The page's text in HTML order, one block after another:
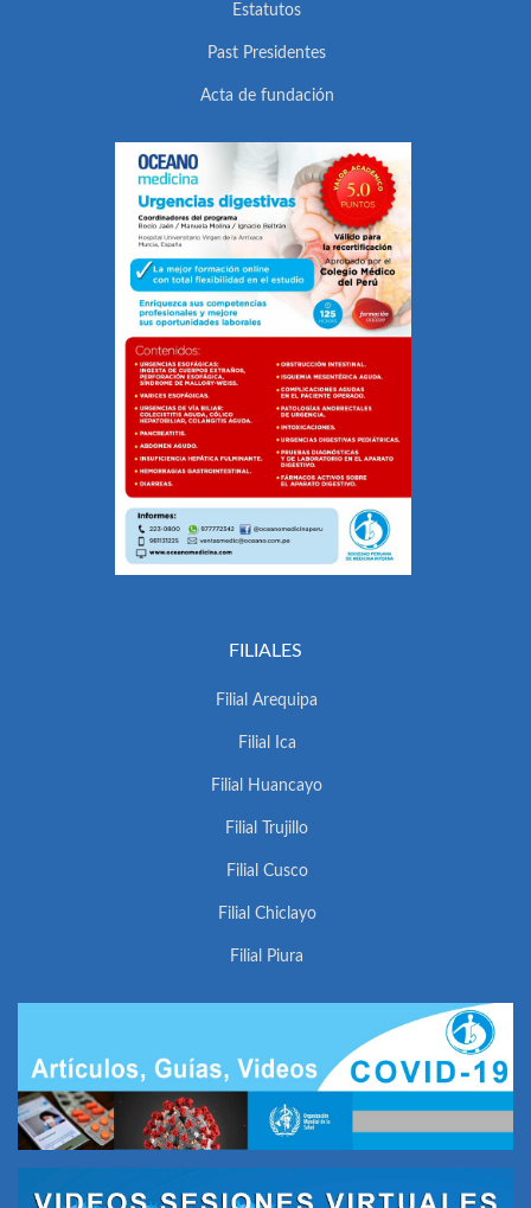
Estatutos
Past Presidentes
Acta de fundación
FILIALES
Filial Arequipa
Filial Ica
Filial Huancayo
Filial Trujillo
Filial Cusco
Filial Chiclayo
Filial Piura